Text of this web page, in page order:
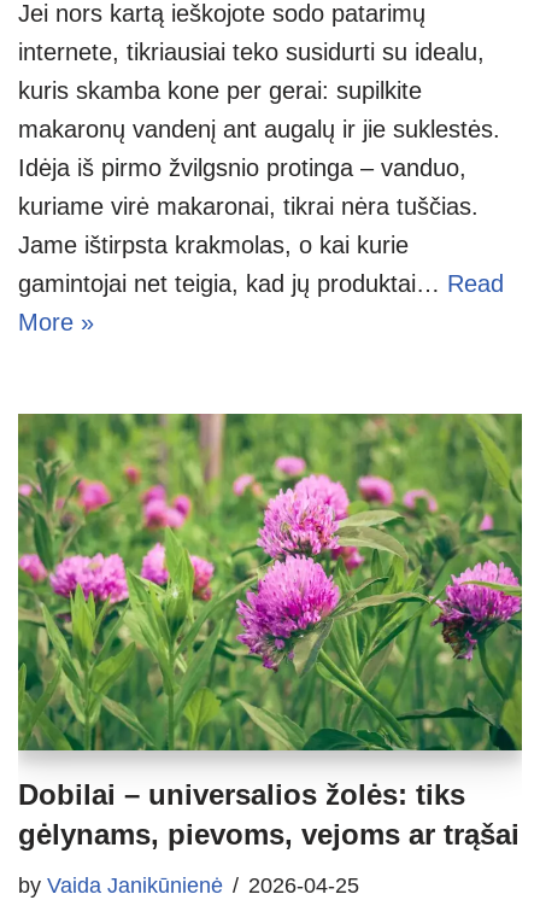
Jei nors kartą ieškojote sodo patarimų
internete, tikriausiai teko susidurti su idealu,
kuris skamba kone per gerai: supilkite
makaronų vandenį ant augalų ir jie suklestės.
Idėja iš pirmo žvilgsnio protinga – vanduo,
kuriame virė makaronai, tikrai nėra tuščias.
Jame ištirpsta krakmolas, o kai kurie
gamintojai net teigia, kad jų produktai… Read
More »
Dobilai – universalios žolės: tiks
gėlynams, pievoms, vejoms ar trąšai
by Vaida Janikūnienė 2026-04-25